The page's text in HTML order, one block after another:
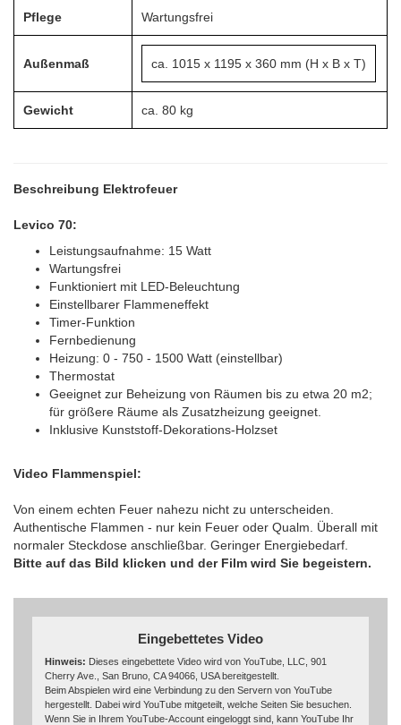
Pflege Wartungsfrei
Außenmaß ca. 1015 x 1195 x 360 mm (H x B x T)
Gewicht ca. 80 kg
Beschreibung Elektrofeuer
Levico 70:
Leistungsaufnahme: 15 Watt
Wartungsfrei
Funktioniert mit LED-Beleuchtung
Einstellbarer Flammeneffekt
Timer-Funktion
Fernbedienung
Heizung: 0 - 750 - 1500 Watt (einstellbar)
Thermostat
Geeignet zur Beheizung von Räumen bis zu etwa 20 m2;
für größere Räume als Zusatzheizung geeignet.
Inklusive Kunststoff-Dekorations-Holzset
Video Flammenspiel:
Von einem echten Feuer nahezu nicht zu unterscheiden.
Authentische Flammen - nur kein Feuer oder Qualm. Überall mit
normaler Steckdose anschließbar. Geringer Energiebedarf.
Bitte auf das Bild klicken und der Film wird Sie begeistern.
Eingebettetes Video
Hinweis: Dieses eingebettete Video wird von YouTube, LLC, 901
Cherry Ave., San Bruno, CA 94066, USA bereitgestellt.
Beim Abspielen wird eine Verbindung zu den Servern von YouTube
hergestellt. Dabei wird YouTube mitgeteilt, welche Seiten Sie besuchen.
Wenn Sie in Ihrem YouTube-Account eingeloggt sind, kann YouTube Ihr